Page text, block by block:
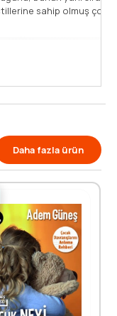
bir
ve
Daha fazla ürün